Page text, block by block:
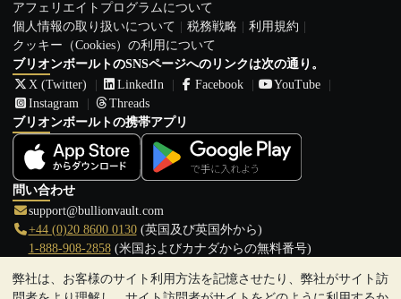
弊社は、お客様のサイト利用方法を記憶させたり、弊社がサイト訪
アフェリエイトプログラムについて
個人情報の取り扱いについて
税務戦略
利用規約
クッキー（Cookies）の利用について
ブリオンボールトのSNSページへのリンクは次の通り。
X (Twitter)
LinkedIn Facebook
YouTube
Instagram
Threads
ブリオンボールトの携帯アプリ
問い合わせ
support@bullionvault.com
+44 (0)20 8600 0130(英国及び英国外から)
1-888-908-2858(米国およびカナダからの無料番号)
クリックして通話を開始